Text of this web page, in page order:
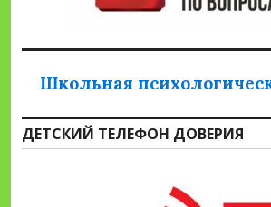
Школьная
ДЕТСКИЙ ТЕЛЕФОН ДОВЕРИЯ